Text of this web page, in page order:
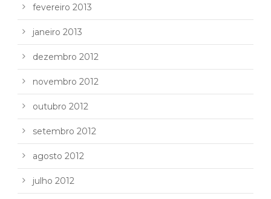
fevereiro 2013
janeiro 2013
dezembro 2012
novembro 2012
outubro 2012
setembro 2012
agosto 2012
julho 2012